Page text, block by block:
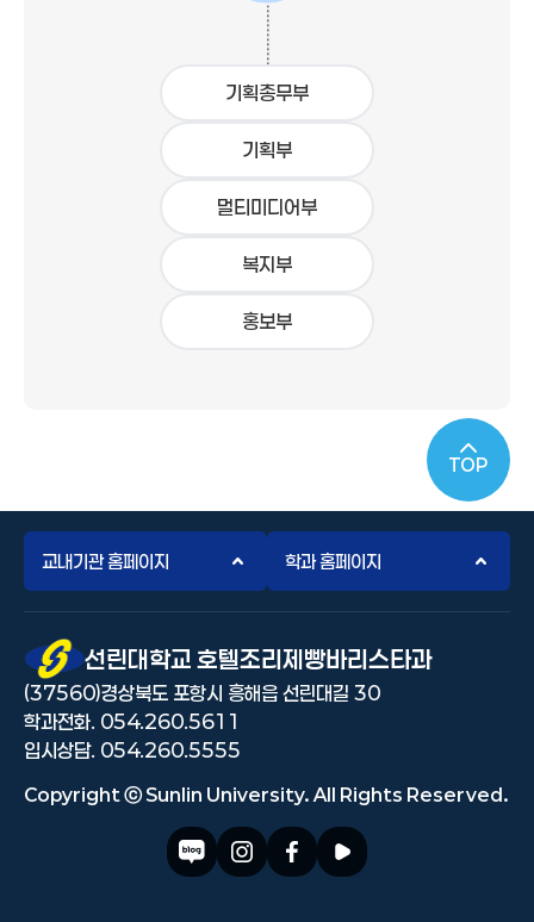
기획총무부
기획부
멀티미디어부
복지부
홍보부
TOP
교내기관 홈페이지 학과 홈페이지
선린대 로고선린대학교 호텔조리제빵바리스타과
(37560)경상북도 포항시 흥해읍 선린대길 30
학과전화. 054.260.5611
입시상담. 054.260.5555
Copyright ⓒ Sunlin University. All Rights Reserved.
블로그 바로가기
인스타그램 바로가기
페이스북 바로가기
유투브 바로가기